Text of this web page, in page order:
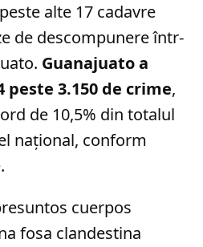
alte 17 cadavre
de descompunere într-
Guanajuato a
3.150 de crime,
de 10,5% din totalul
național, conform
cuerpos
fosa clandestina